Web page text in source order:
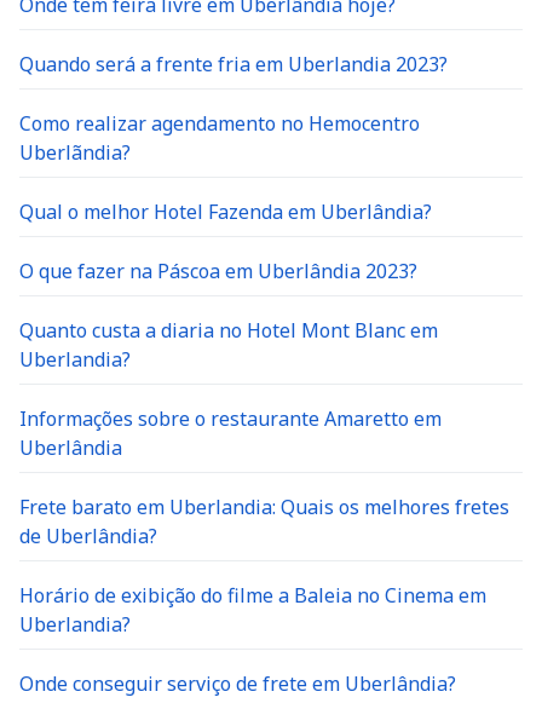
Quando será a frente fria em Uberlandia 2023?
Como realizar agendamento no Hemocentro
Uberlãndia?
Qual o melhor Hotel Fazenda em Uberlândia?
O que fazer na Páscoa em Uberlândia 2023?
Quanto custa a diaria no Hotel Mont Blanc em
Uberlandia?
Informações sobre o restaurante Amaretto em
Uberlândia
Frete barato em Uberlandia: Quais os melhores fretes
de Uberlândia?
Horário de exibição do filme a Baleia no Cinema em
Uberlandia?
Onde conseguir serviço de frete em Uberlândia?